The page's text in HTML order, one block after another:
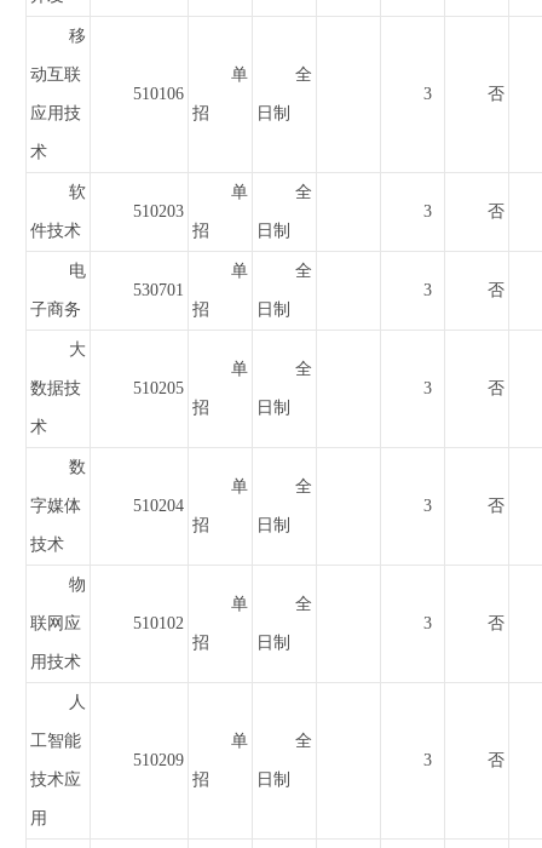
移
动互联
应用技
术
510106
单
招
全
日制
3 否
软
件技术
510203
单
招
全
日制
3 否
电
子商务
530701
单
招
全
日制
3 否
大
数据技
术
510205
单
招
全
日制
3 否
数
字媒体
技术
510204
单
招
全
日制
3 否
物
联网应
用技术
510102
单
招
全
日制
3 否
人
工智能
技术应
用
510209
单
招
全
日制
3 否